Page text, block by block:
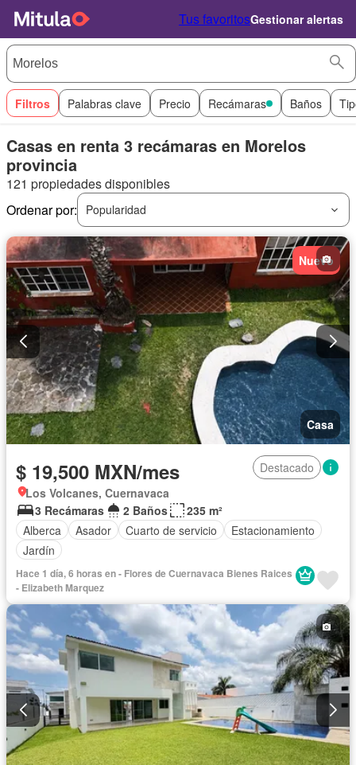
Tus favoritosGestionar alertas
Filtros Palabras clave Precio Recámaras Baños
Casas en renta 3 recámaras en Morelos
provincia
121 propiedades disponibles
Ordenar por:
Popularidad
Nuevo
Casa
$ 19,500 MXN/mes
Destacado
Los Volcanes, Cuernavaca
3 Recámaras
2 Baños
235 m²
Alberca
Asador Cuarto de servicio
Estacionamiento
Jardín
Hace 1 día, 6 horas en - Flores de Cuernavaca Bienes Raices
- Elizabeth Marquez